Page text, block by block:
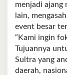
menjadi ajang
lain,
event besar
“Kami ingin
Tujuannya
Sultra yang
daerah,